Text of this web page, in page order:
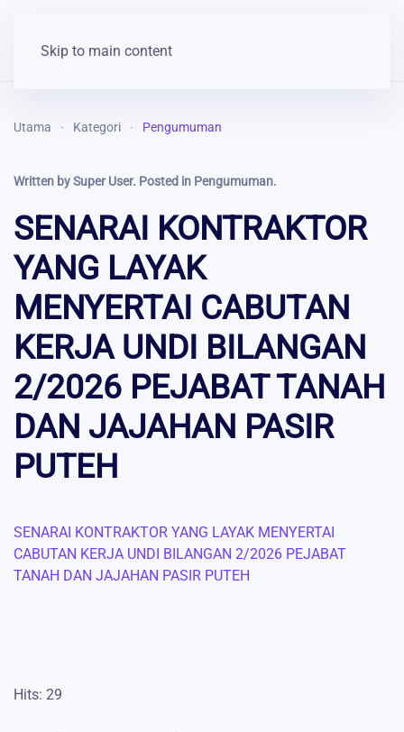
Skip to main content
Utama Kategori Pengumuman
Written by Super User. Posted in Pengumuman.
SENARAI KONTRAKTOR
YANG LAYAK
MENYERTAI CABUTAN
KERJA UNDI BILANGAN
2/2026 PEJABAT TANAH
DAN JAJAHAN PASIR
PUTEH
SENARAI KONTRAKTOR YANG LAYAK MENYERTAI
CABUTAN KERJA UNDI BILANGAN 2/2026 PEJABAT
TANAH DAN JAJAHAN PASIR PUTEH
Hits: 29